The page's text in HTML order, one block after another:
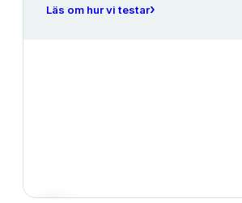
Läs om hur vi testar›